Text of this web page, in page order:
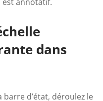
dans
d’état, déroulez le